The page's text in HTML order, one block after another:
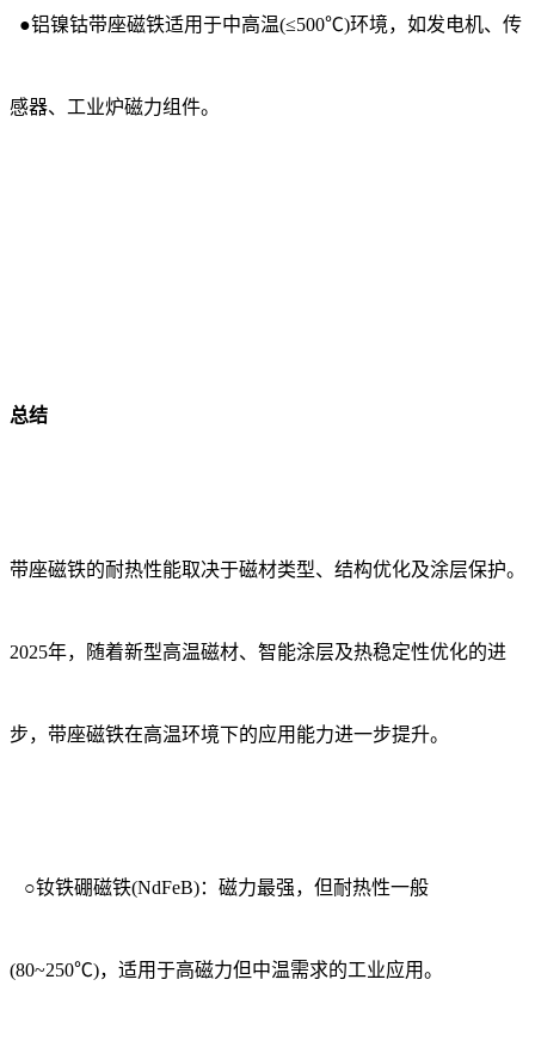
●铝镍钴带座磁铁适用于中高温(≤500℃)环境，如发电机、传
感器、工业炉磁力组件。
总结
带座磁铁的耐热性能取决于磁材类型、结构优化及涂层保护。
2025年，随着新型高温磁材、智能涂层及热稳定性优化的进
步，带座磁铁在高温环境下的应用能力进一步提升。
○钕铁硼磁铁(NdFeB)：磁力最强，但耐热性一般
(80~250℃)，适用于高磁力但中温需求的工业应用。